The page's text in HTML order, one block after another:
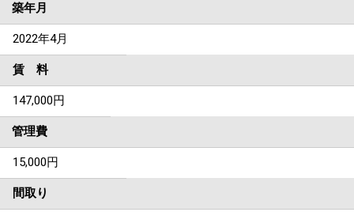
築年月
2022年4月
賃 料
147,000円
管理費
15,000円
間取り